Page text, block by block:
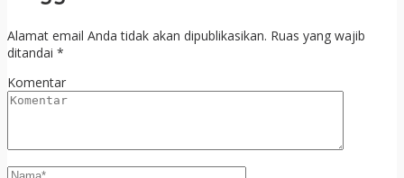
Alamat email Anda tidak akan dipublikasikan. Ruas yang wajib
ditandai *
Komentar